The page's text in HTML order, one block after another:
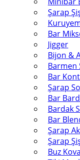
Şarap
Bar
Jigger
Bijon &
Barmen
Bar
Şarap
Bar
Bardak
Bar
Şarap
Şarap
Buz